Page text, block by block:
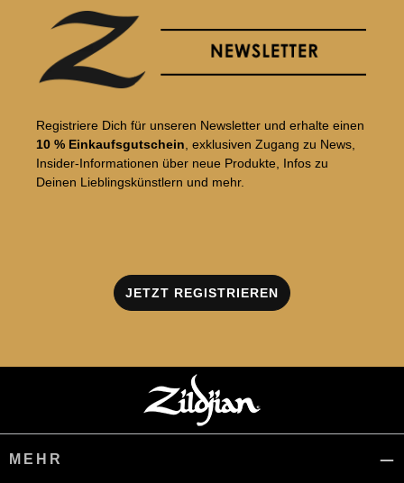
Registriere Dich für unseren Newsletter und erhalte einen
10 % Einkaufsgutschein , exklusiven Zugang zu News,
Insider-Informationen über neue Produkte, Infos zu
Deinen Lieblingskünstlern und mehr.
JETZT REGISTRIEREN
MEHR